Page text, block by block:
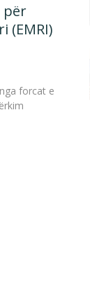
për
(EMRI)
forcat e